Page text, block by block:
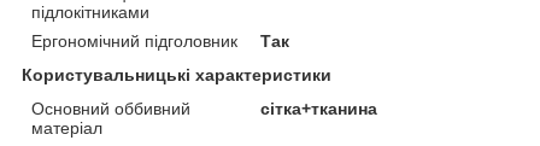
підлокітниками
Ергономічний підголовник
Так
Користувальницькі характеристики
Основний оббивний
матеріал
сітка+тканина